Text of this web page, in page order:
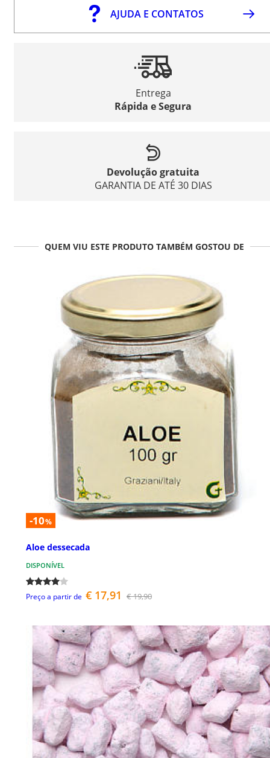
AJUDA E CONTATOS
Entrega
Rápida e Segura
Devolução gratuita
GARANTIA DE ATÉ 30 DIAS
QUEM VIU ESTE PRODUTO TAMBÉM GOSTOU DE
-10%
Aloe dessecada
DISPONÍVEL
Preço a partir de € 17,91 € 19,90